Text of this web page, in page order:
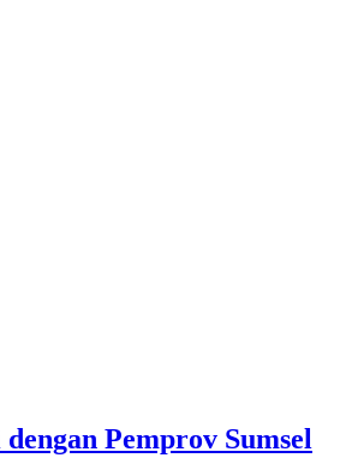
Pemprov Sumsel